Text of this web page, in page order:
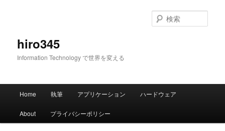
hiro345
Information Technology で世界を変える
索
メ
Home 執筆 アプリケーション ハードウェア
About プライバシーポリシー